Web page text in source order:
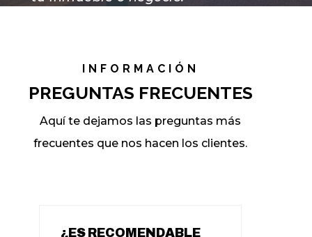
INFORMACIÓN
PREGUNTAS FRECUENTES
Aquí te dejamos las preguntas más
frecuentes que nos hacen los clientes.
¿ES RECOMENDABLE